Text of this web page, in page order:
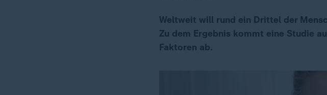
Weltweit will rund ein Drittel der
Zu dem Ergebnis kommt eine Studie
Faktoren ab.